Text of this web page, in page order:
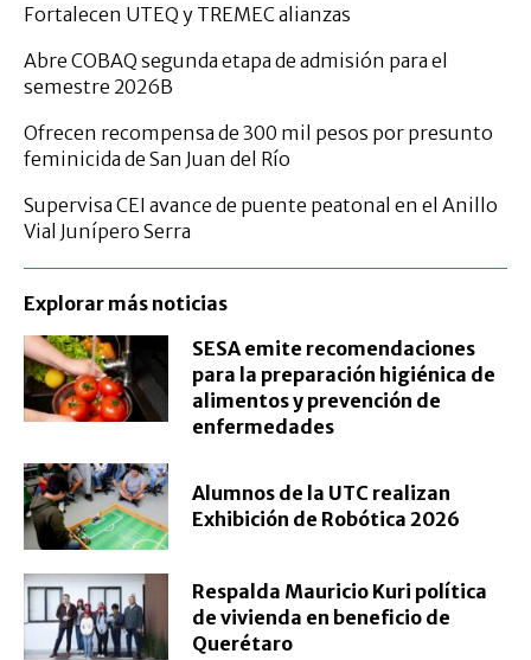
Fortalecen UTEQ y TREMEC alianzas
Abre COBAQ segunda etapa de admisión para el
semestre 2026B
Ofrecen recompensa de 300 mil pesos por presunto
feminicida de San Juan del Río
Supervisa CEI avance de puente peatonal en el Anillo
Vial Junípero Serra
Explorar más noticias
SESA emite recomendaciones
para la preparación higiénica de
alimentos y prevención de
enfermedades
Alumnos de la UTC realizan
Exhibición de Robótica 2026
Respalda Mauricio Kuri política
de vivienda en beneficio de
Querétaro